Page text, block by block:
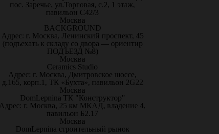
пос. Заречье, ул.Торговая, с.2, 1 этаж,
павильон С42/3
Москва
BACKGROUND
Адрес: г. Москва, Ленинский проспект, 45
(подъехать к складу со двора — ориентир
ПОДЪЕЗД №8)
Москва
Ceramics Studio
Адрес: г. Москва, Дмитровское шоссе,
д.165, корп.1, ТК «Бухта», павильон 2G22
Москва
DomLepnina ТК "Конструктор"
г. Москва, 25 км МКАД, владение 4,
павильон Б2.17
Москва
DomLepnina строительный рынок